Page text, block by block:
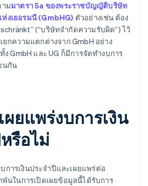
มมาตรา 5a ของพระราชบัญญัติบริษัท
งเยอรมนี (GmbHG) ตัวอย่างเช่น ต้อง
(“บริษัทจำกัดความรับผิด”) ไว้
กความแตกต่างจาก GmbH อย่าง
GmbH และ UG ก็มีการจัดทำงบการ
นกัน
ผยแพร่งบการเงิน
รือไม่
การเงินประจำปีและเผยแพร่ต่อ
นในการเปิดเผยข้อมูลนี้ได้รับการ